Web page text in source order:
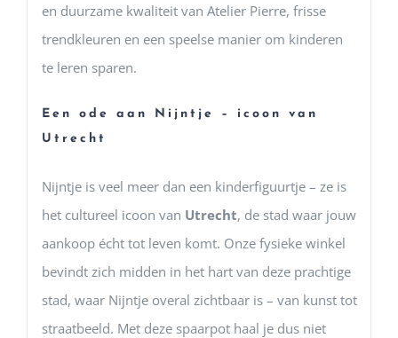
en duurzame kwaliteit van Atelier Pierre, frisse
trendkleuren en een speelse manier om kinderen
te leren sparen.
Een ode aan Nijntje – icoon van
Utrecht
Nijntje is veel meer dan een kinderfiguurtje – ze is
het cultureel icoon van Utrecht, de stad waar jouw
aankoop écht tot leven komt. Onze fysieke winkel
bevindt zich midden in het hart van deze prachtige
stad, waar Nijntje overal zichtbaar is – van kunst tot
straatbeeld. Met deze spaarpot haal je dus niet